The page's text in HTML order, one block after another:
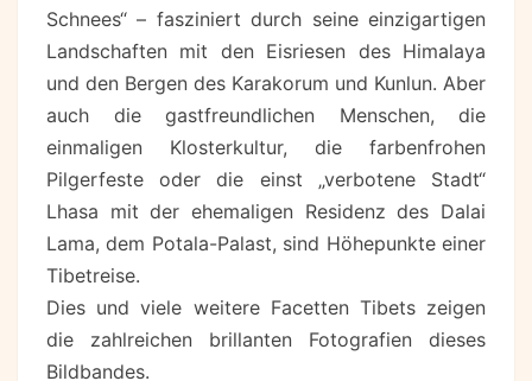
Schnees“ – fasziniert durch seine einzigartigen
Landschaften mit den Eisriesen des Himalaya
und den Bergen des Karakorum und Kunlun. Aber
auch die gastfreundlichen Menschen, die
einmaligen Klosterkultur, die farbenfrohen
Pilgerfeste oder die einst „verbotene Stadt“
Lhasa mit der ehemaligen Residenz des Dalai
Lama, dem Potala-Palast, sind Höhepunkte einer
Tibetreise.
Dies und viele weitere Facetten Tibets zeigen
die zahlreichen brillanten Fotografien dieses
Bildbandes.